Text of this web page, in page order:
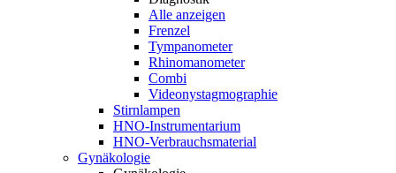
Alle anzeigen
Frenzel
Tympanometer
Rhinomanometer
Combi
Videonystagmographie
Stirnlampen
HNO-Instrumentarium
HNO-Verbrauchsmaterial
Gynäkologie